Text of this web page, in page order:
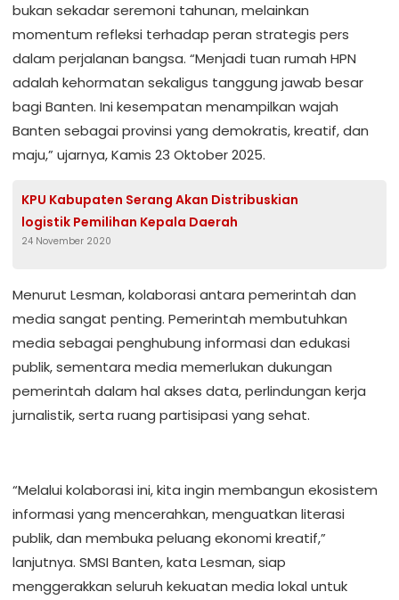
bukan sekadar seremoni tahunan, melainkan
momentum refleksi terhadap peran strategis pers
dalam perjalanan bangsa. “Menjadi tuan rumah HPN
adalah kehormatan sekaligus tanggung jawab besar
bagi Banten. Ini kesempatan menampilkan wajah
Banten sebagai provinsi yang demokratis, kreatif, dan
maju,” ujarnya, Kamis 23 Oktober 2025.
KPU Kabupaten Serang Akan Distribuskian
logistik Pemilihan Kepala Daerah
24 November 2020
Menurut Lesman, kolaborasi antara pemerintah dan
media sangat penting. Pemerintah membutuhkan
media sebagai penghubung informasi dan edukasi
publik, sementara media memerlukan dukungan
pemerintah dalam hal akses data, perlindungan kerja
jurnalistik, serta ruang partisipasi yang sehat.
“Melalui kolaborasi ini, kita ingin membangun ekosistem
informasi yang mencerahkan, menguatkan literasi
publik, dan membuka peluang ekonomi kreatif,”
lanjutnya. SMSI Banten, kata Lesman, siap
menggerakkan seluruh kekuatan media lokal untuk